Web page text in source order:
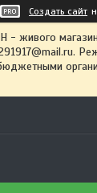
Создать сайт
- живого